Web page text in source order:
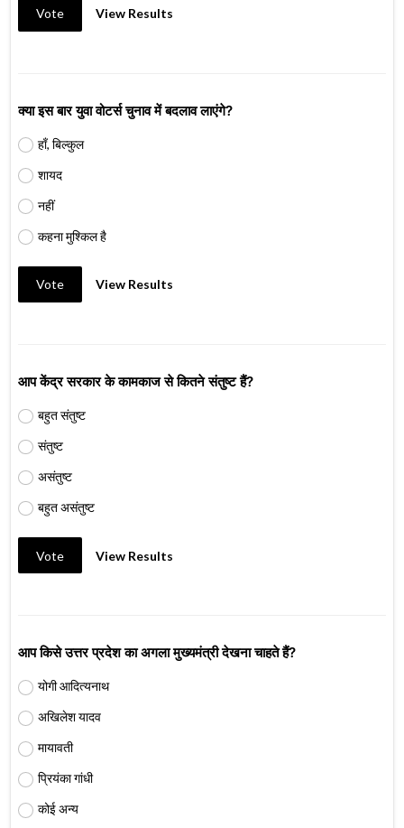
Vote View Results
क्या इस बार युवा वोटर्स चुनाव में बदलाव लाएंगे?
हाँ, बिल्कुल
शायद
नहीं
कहना मुश्किल है
Vote View Results
आप केंद्र सरकार के कामकाज से कितने संतुष्ट हैं?
बहुत संतुष्ट
संतुष्ट
असंतुष्ट
बहुत असंतुष्ट
Vote View Results
आप किसे उत्तर प्रदेश का अगला मुख्यमंत्री देखना चाहते हैं?
योगी आदित्यनाथ
अखिलेश यादव
मायावती
प्रियंका गांधी
कोई अन्य